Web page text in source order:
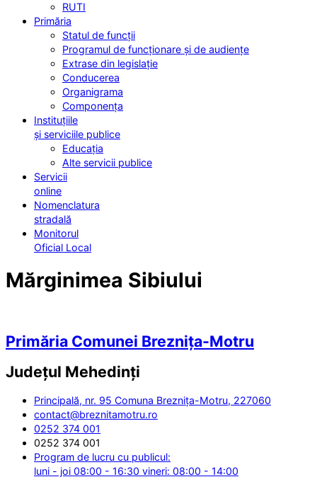
RUTI
Primăria
Statul de funcții
Programul de funcționare și de audiențe
Extrase din legislație
Conducerea
Organigrama
Componența
Instituțiile
și serviciile publice
Educația
Alte servicii publice
Servicii
online
Nomenclatura
stradală
Monitorul
Oficial Local
Mărginimea Sibiului
Primăria Comunei Breznița-Motru
Județul Mehedinți
Principală, nr. 95 Comuna Breznița-Motru, 227060
contact@breznitamotru.ro
0252 374 001
0252 374 001
Program de lucru cu publicul:
luni - joi 08:00 - 16:30 vineri: 08:00 - 14:00